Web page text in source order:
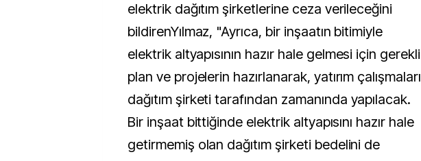
elektrik dağıtım şirketlerine ceza verileceğini
bildirenYılmaz, "Ayrıca, bir inşaatın bitimiyle
elektrik altyapısının hazır hale gelmesi için gerekli
plan ve projelerin hazırlanarak, yatırım çalışmaları
dağıtım şirketi tarafından zamanında yapılacak.
Bir inşaat bittiğinde elektrik altyapısını hazır hale
getirmemiş olan dağıtım şirketi bedelini de